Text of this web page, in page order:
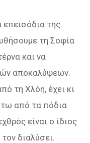
επεισόδια της
τη Σοφία
και να
αποκαλύψεων.
τη Χλόη, έχει κι
από τα πόδια
είναι ο ίδιος
διαλύσει.